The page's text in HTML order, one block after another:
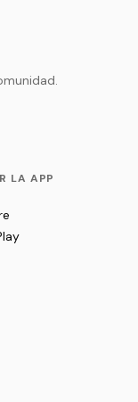
LA APP